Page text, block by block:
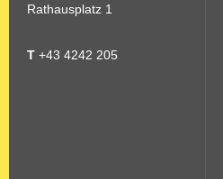
Rathausplatz 1
T +43 4242 205